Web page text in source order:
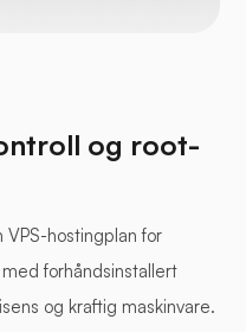
og root-
hostingplan for
forhåndsinstallert
og kraftig maskinvare.